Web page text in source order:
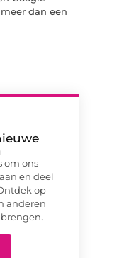
dan een
om ons
en deel
op
anderen